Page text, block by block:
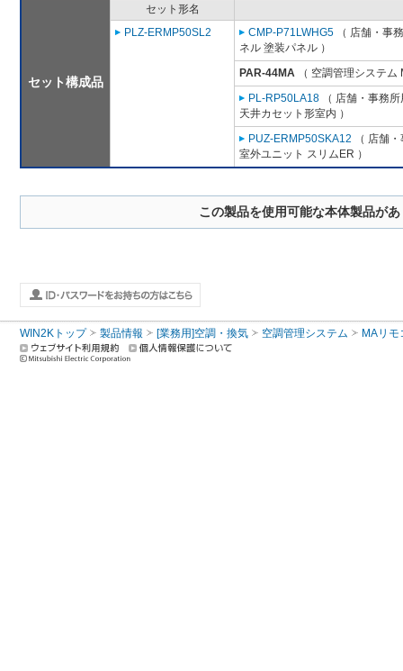
セット構成品
セット形名
PLZ-ERMP50SL2
CMP-P71LWHG5 （ 店舗・事
ネル 塗装パネル ）
PAR-44MA （ 空調管理システム
PL-RP50LA18 （ 店舗・事務
天井カセット形室内 ）
PUZ-ERMP50SKA12 （ 店舗
室外ユニット スリムER ）
この製品を使用可能な本体製品が
WIN2Kトップ 製品情報 [業務用]空調・換気 空調管理システム MAリモ